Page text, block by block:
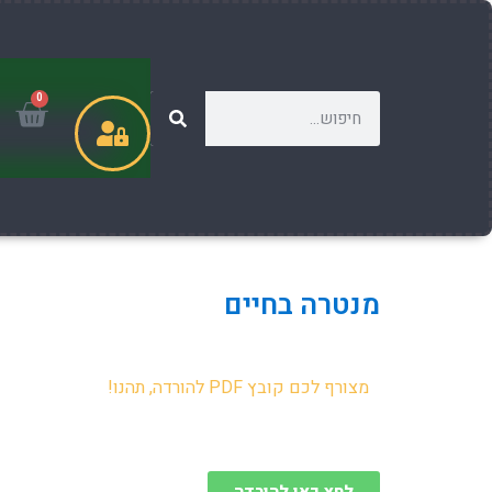
0
מנטרה בחיים
מצורף לכם קובץ PDF להורדה, תהנו!